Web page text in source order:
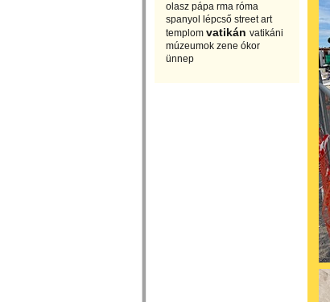
olasz pápa rma róma
spanyol lépcső street art
templom vatikán vatikáni
múzeumok zene ókor
ünnep